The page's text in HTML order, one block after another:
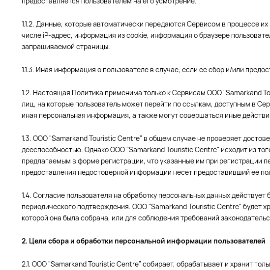
1.1.2. Данные, которые автоматически передаются Сервисом в процессе
числе iР-адрес, информация из cookie, информация о браузере
запрашиваемой страницы.
1.1.3. Иная информация о пользователе в случае, если ее сбор и/или
1.2. Настоящая Политика применима только к Сервисам ООО "Samarkand
лиц, на которые пользователь может перейти по ссылкам, доступным в
иная персональная информация, а также могут совершаться иные
1.3. ООО "Samarkand Touristic Centre" в общем случае не проверяет
дееспособностью. Однако ООО "Samarkand Touristic Centre" исходит из
предлагаемым в форме регистрации, что указанные им при регистрации
предоставления недостоверной информации несет предоставивший ее
1.4. Согласие пользователя на обработку персональных данных
периодического подтверждения. ООО "Samarkand Touristic Centre" будет
которой она была собрана, или для соблюдения требований
2. Цели сбора и обработки персональной информации пользователей
2.1. ООО "Samarkand Touristic Centre" собирает, обрабатывает и хранит